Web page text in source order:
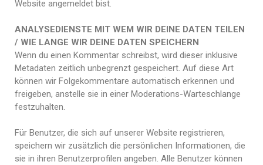
Website angemeldet bist.
ANALYSEDIENSTE MIT WEM WIR DEINE DATEN TEILEN
/ WIE LANGE WIR DEINE DATEN SPEICHERN
Wenn du einen Kommentar schreibst, wird dieser inklusive
Metadaten zeitlich unbegrenzt gespeichert. Auf diese Art
können wir Folgekommentare automatisch erkennen und
freigeben, anstelle sie in einer Moderations-Warteschlange
festzuhalten.
Für Benutzer, die sich auf unserer Website registrieren,
speichern wir zusätzlich die persönlichen Informationen, die
sie in ihren Benutzerprofilen angeben. Alle Benutzer können